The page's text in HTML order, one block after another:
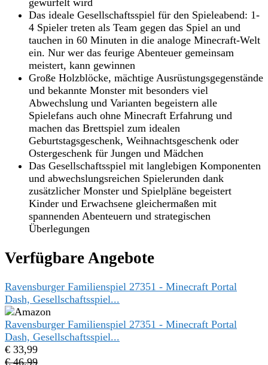
gewürfelt wird
Das ideale Gesellschaftsspiel für den Spieleabend: 1-
4 Spieler treten als Team gegen das Spiel an und
tauchen in 60 Minuten in die analoge Minecraft-Welt
ein. Nur wer das feurige Abenteuer gemeinsam
meistert, kann gewinnen
Große Holzblöcke, mächtige Ausrüstungsgegenstände
und bekannte Monster mit besonders viel
Abwechslung und Varianten begeistern alle
Spielefans auch ohne Minecraft Erfahrung und
machen das Brettspiel zum idealen
Geburtstagsgeschenk, Weihnachtsgeschenk oder
Ostergeschenk für Jungen und Mädchen
Das Gesellschaftsspiel mit langlebigen Komponenten
und abwechslungsreichen Spielerunden dank
zusätzlicher Monster und Spielpläne begeistert
Kinder und Erwachsene gleichermaßen mit
spannenden Abenteuern und strategischen
Überlegungen
Verfügbare Angebote
Ravensburger Familienspiel 27351 - Minecraft Portal
Dash, Gesellschaftsspiel...
Ravensburger Familienspiel 27351 - Minecraft Portal
Dash, Gesellschaftsspiel...
€ 33,99
€ 46,99